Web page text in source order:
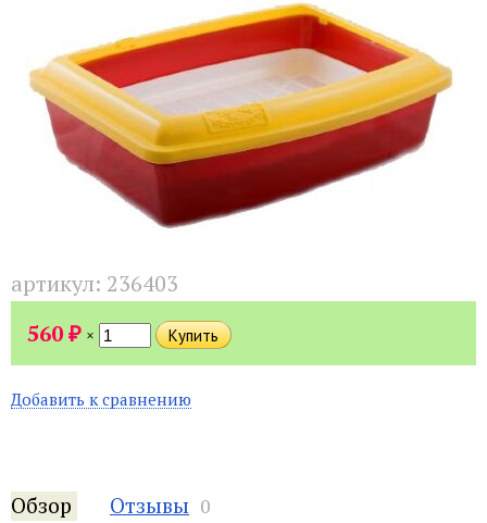
артикул: 236403
560₽ ×
Добавить к сравнению
Обзор Отзывы 0